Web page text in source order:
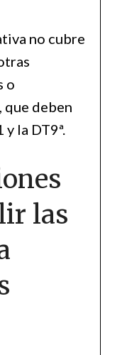
no cubre
o
que deben
la DT9ª.
las